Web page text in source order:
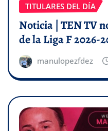
TITULARES DEL DÍA
Noticia | TEN TV
de la Liga F 2026-
manulopezfdez